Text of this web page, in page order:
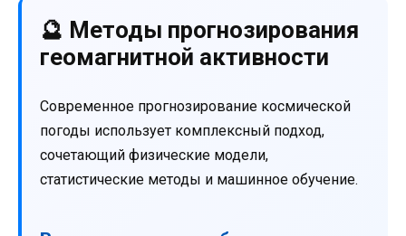
🔮 Методы прогнозирования
геомагнитной активности
Современное прогнозирование космической
погоды использует комплексный подход,
сочетающий физические модели,
статистические методы и машинное обучение.